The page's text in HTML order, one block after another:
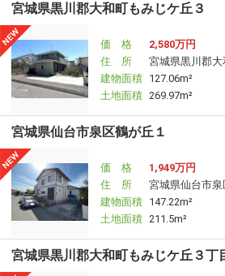
宮城県黒川郡大和町もみじケ丘３
価 格
2,580万円
住 所
宮城県黒川郡
建物面積 127.06m²
土地面積 269.97m²
宮城県仙台市泉区鶴が丘１
価 格
1,949万円
住 所
宮城県仙台市泉
建物面積 147.22m²
土地面積 211.5m²
宮城県黒川郡大和町もみじケ丘３丁